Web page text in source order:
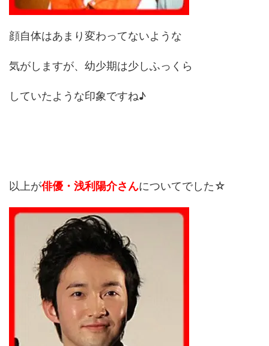
顔自体はあまり変わってないような
気がしますが、幼少期は少しふっくら
していたような印象ですね♪
以上が俳優・浅利陽介さんについてでした☆